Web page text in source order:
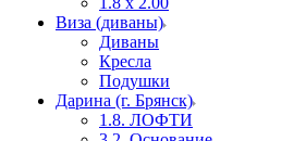
Виза (диваны)
Диваны
Кресла
Подушки
Дарина (г. Брянск)
1.8. ЛОФТИ